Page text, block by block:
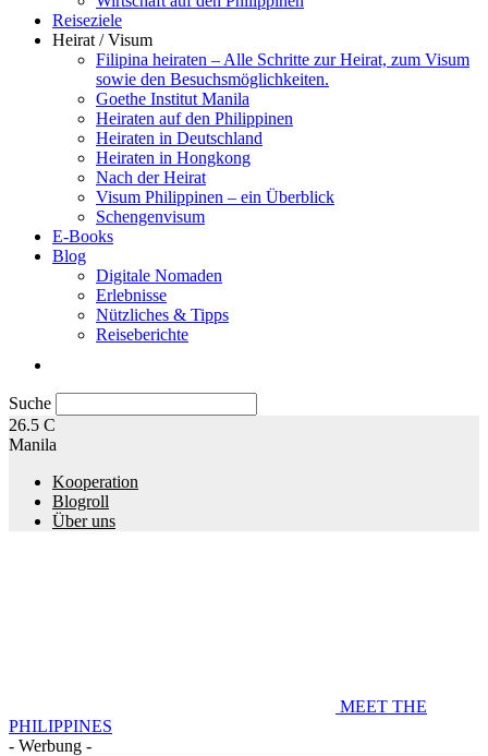
Reiseziele
Heirat / Visum
Filipina heiraten – Alle Schritte zur Heirat, zum Visum
sowie den Besuchsmöglichkeiten.
Goethe Institut Manila
Heiraten auf den Philippinen
Heiraten in Deutschland
Heiraten in Hongkong
Nach der Heirat
Visum Philippinen – ein Überblick
Schengenvisum
E-Books
Blog
Digitale Nomaden
Erlebnisse
Nützliches & Tipps
Reiseberichte
Suche
26.5 C
Manila
Kooperation
Blogroll
Über uns
MEET THE
PHILIPPINES
- Werbung -